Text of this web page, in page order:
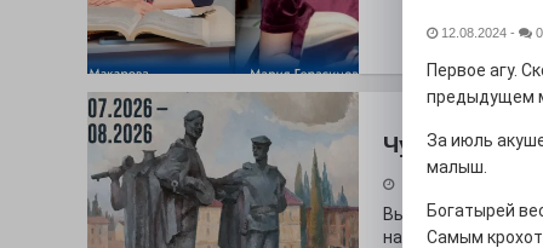
Чувство
Выставка
на который
12.08.2024 - 0
Первое агу.
предыдущем
За июль
малыш.
Богатырей
Самым